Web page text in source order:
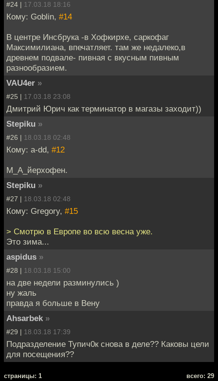
#24 | 17.03.18 18:16
Кому: Goblin, #14
В центре Инсбрука -в Хофкирхе, саркофаг
Максимилиана, впечатляет. там же недалеко,в
древнем подвале- пивная с вкусным пивным
разнообразием.
VAU4er »
#25 | 17.03.18 23:08
Дмитрий Юрич как терминатор в магазы заходит))
Stepiku »
#26 | 18.03.18 02:48
Кому: a-dd, #12
М_А_йерхофен.
Stepiku »
#27 | 18.03.18 02:48
Кому: Gregory, #15
> Смотрю в Европе во всю весна уже.
Это зима...
aspidus »
#28 | 18.03.18 15:00
на две недели разминулись )
ну жаль
правда я больше в Вену
Ahsarbek »
#29 | 18.03.18 17:39
Подразделение Тупич0к снова в деле?? Каковы цели
для посещения??
cтраницы: 1 всего: 29